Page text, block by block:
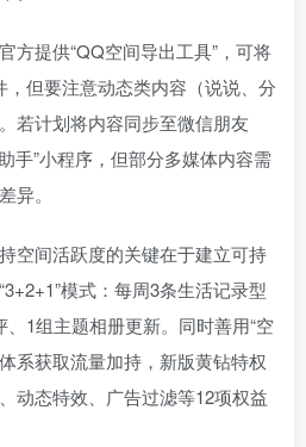
方提供“QQ空间导出工具”，可将
，但要注意动态类内容（说说、分
若计划将内容同步至微信朋友
手”小程序，但部分多媒体内容需
异。
空间活跃度的关键在于建立可持
模式：每周3条生活记录型
1组主题相册更新。同时善用“空
系获取流量加持，新版黄钻特权
动态特效、广告过滤等12项权益